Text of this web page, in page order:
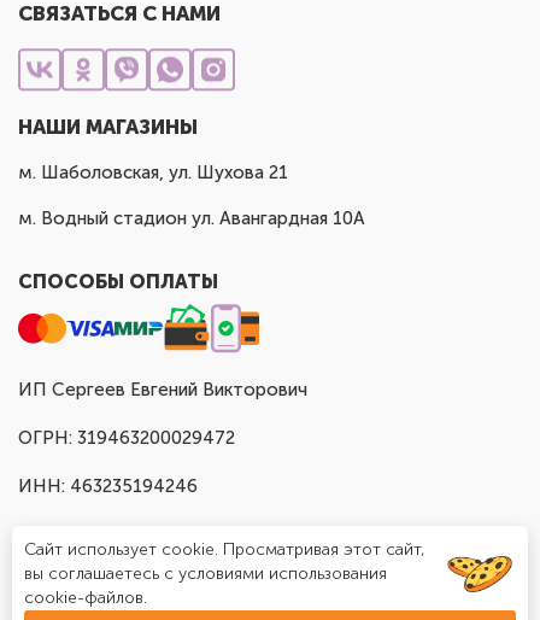
СВЯЗАТЬСЯ С НАМИ
НАШИ МАГАЗИНЫ
м. Шаболовская, ул. Шухова 21
м. Водный стадион ул. Авангардная 10А
СПОСОБЫ ОПЛАТЫ
ИП Сергеев Евгений Викторович
ОГРН: 319463200029472
ИНН: 463235194246
Сайт использует cookie. Просматривая этот сайт,
вы соглашаетесь с условиями использования
cookie-файлов.